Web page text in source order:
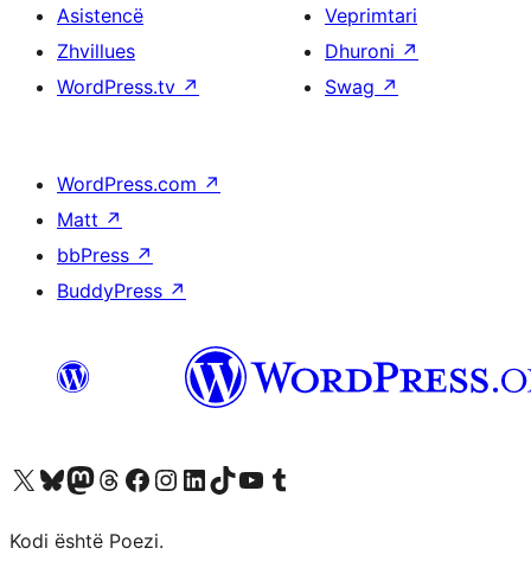
Asistencë
Zhvillues
WordPress.tv ↗
Veprimtari
Dhuroni ↗
Swag ↗
WordPress.com ↗
Matt ↗
bbPress ↗
BuddyPress ↗
Vizitoni llogarinë tonë X (ish Twitter)
Vizitoni llogarinë tonë Bluesky
Vizitoni llogarinë tonë Mastodon
Vizitoni llogarinë tonë Threads
Vizitoni faqen tonë në Facebook
Vizitoni llogarinë tonë Instagram
Vizitoni llogarinë tonë LinkedIn
Vizitoni llogarinë tonë TikTok
Vizitoni kanalin tonë YouTube
Vizitoni llogarinë tonë Tumblr
Kodi është Poezi.